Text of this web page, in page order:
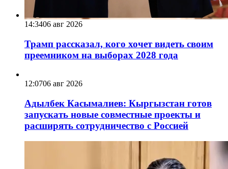
14:3406 авг 2026
Трамп рассказал, кого хочет видеть своим
преемником на выборах 2028 года
12:0706 авг 2026
Адылбек Касымалиев: Кыргызстан готов
запускать новые совместные проекты и
расширять сотрудничество с Россией